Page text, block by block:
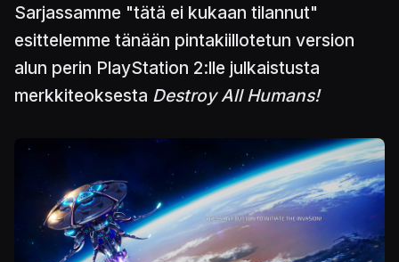
Sarjassamme "tätä ei kukaan tilannut"
esittelemme tänään pintakiillotetun version
alun perin PlayStation 2:lle julkaistusta
merkkiteoksesta Destroy All Humans!